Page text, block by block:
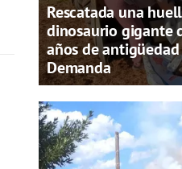
Rescatada una
dinosaurio gigante
años de
Demanda